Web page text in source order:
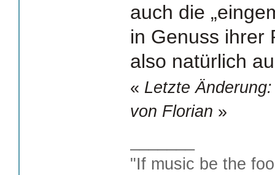
auch die
in Genuss ihrer
also natürlich
« Letzte
von Florian »
"If music be the